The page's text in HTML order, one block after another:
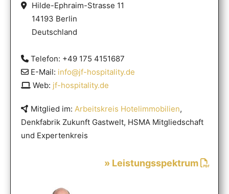
Hilde-Ephraim-Strasse 11
14193 Berlin
Deutschland
Telefon: +49 175 4151687
E-Mail: info@jf-hospitality.de
Web: jf-hospitality.de
Mitglied im: Arbeitskreis Hotelimmobilien,
Denkfabrik Zukunft Gastwelt, HSMA Mitgliedschaft
und Expertenkreis
» Leistungsspektrum